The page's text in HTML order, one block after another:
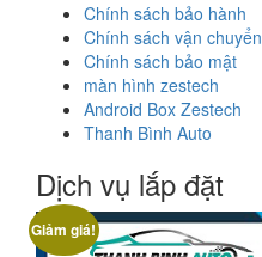
Chính sách bảo hành
Chính sách vận chuyển
Chính sách bảo mật
màn hình zestech
Android Box Zestech
Thanh Bình Auto
Dịch vụ lắp đặt
Giảm giá!